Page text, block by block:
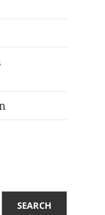
SEARCH